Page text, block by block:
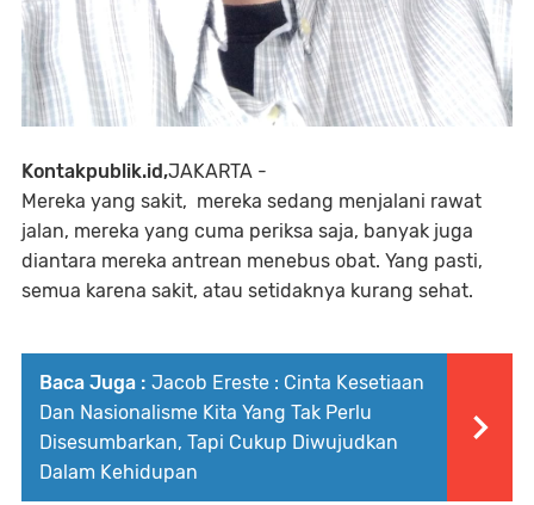
Kontakpublik.id,JAKARTA -
Mereka yang sakit, mereka sedang menjalani rawat
jalan, mereka yang cuma periksa saja, banyak juga
diantara mereka antrean menebus obat. Yang pasti,
semua karena sakit, atau setidaknya kurang sehat.
Baca Juga : Jacob Ereste : Cinta Kesetiaan
Dan Nasionalisme Kita Yang Tak Perlu
Disesumbarkan, Tapi Cukup Diwujudkan
Dalam Kehidupan